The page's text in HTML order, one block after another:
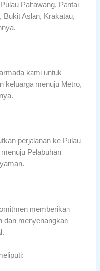
Pahawang, Pantai
Bukit Aslan, Krakatau,
kami untuk
keluarga menuju Metro,
perjalanan ke Pulau
Pelabuhan
memberikan
dan menyenangkan